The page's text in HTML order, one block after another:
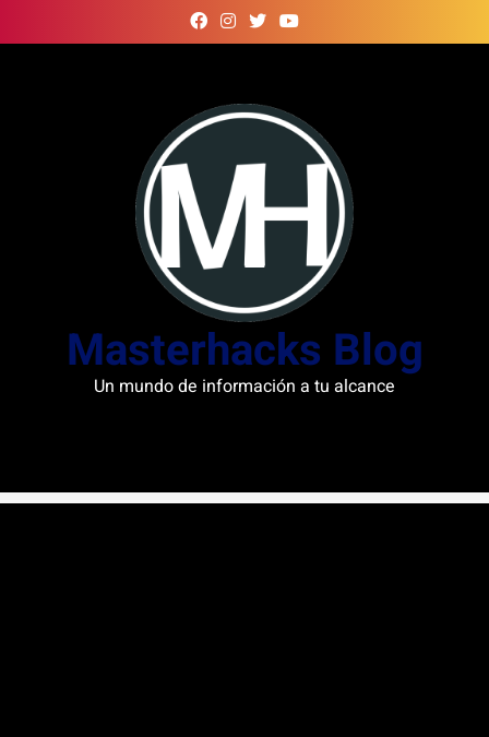
to
Masterhacks Blog
Un mundo de información a tu alcance